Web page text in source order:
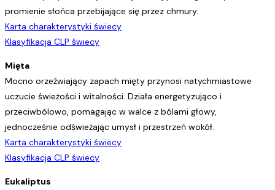
promienie słońca przebijające się przez chmury.
Karta charakterystyki świecy
Klasyfikacja CLP świecy
Mięta
Mocno orzeźwiający zapach mięty przynosi natychmiastowe
uczucie świeżości i witalności. Działa energetyzująco i
przeciwbólowo, pomagając w walce z bólami głowy,
jednocześnie odświeżając umysł i przestrzeń wokół.
Karta charakterystyki świecy
Klasyfikacja CLP świecy
Eukaliptus